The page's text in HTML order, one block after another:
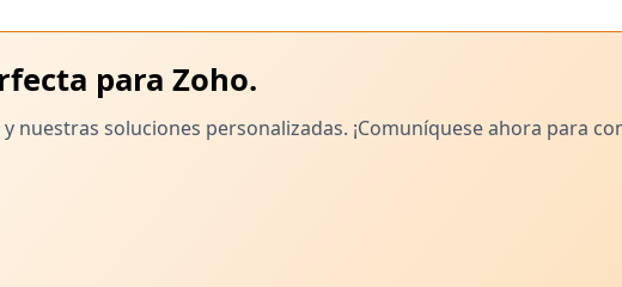
para Zoho.
soluciones personalizadas. ¡Comuníquese ahora para